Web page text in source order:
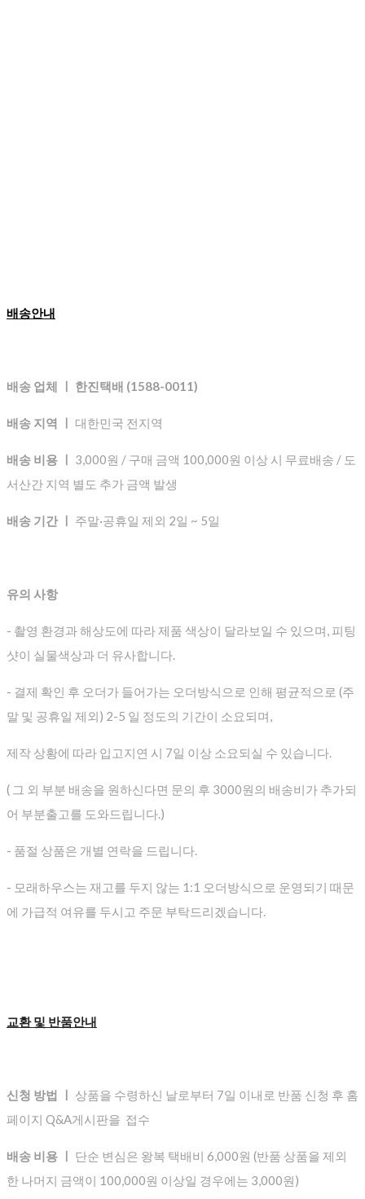
배송안내
배송 업체 ㅣ 한진택배 (1588-0011)
배송 지역 ㅣ 대한민국 전지역
배송 비용 ㅣ 3,000원 / 구매 금액 100,000원 이상 시 무료배송 / 도
서산간 지역 별도 추가 금액 발생
배송 기간 ㅣ 주말·공휴일 제외 2일 ~ 5일
유의 사항
- 촬영 환경과 해상도에 따라 제품 색상이 달라보일 수 있으며, 피팅
샷이 실물색상과 더 유사합니다.
- 결제 확인 후 오더가 들어가는 오더방식으로 인해 평균적으로 (주
말 및 공휴일 제외) 2-5 일 정도의 기간이 소요되며,
제작 상황에 따라 입고지연 시 7일 이상 소요되실 수 있습니다.
( 그 외 부분 배송을 원하신다면 문의 후 3000원의 배송비가 추가되
어 부분출고를 도와드립니다.)
- 품절 상품은 개별 연락을 드립니다.
- 모래하우스는 재고를 두지 않는 1:1 오더방식으로 운영되기 때문
에 가급적 여유를 두시고 주문 부탁드리겠습니다.
교환 및 반품안내
신청 방법 ㅣ 상품을 수령하신 날로부터 7일 이내로 반품 신청 후 홈
페이지 Q&A게시판을 접수
배송 비용 ㅣ
단순 변심은 왕복 택배비 6,000원 (반품 상품을 제외
한 나머지 금액이 100,000원 이상일 경우에는 3,000원)